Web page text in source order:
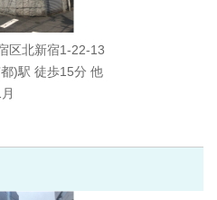
区北新宿1-22-13
)駅 徒歩15分 他